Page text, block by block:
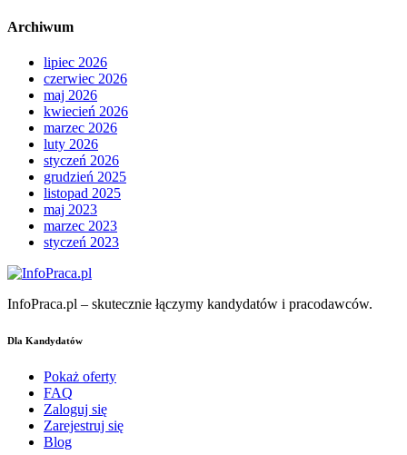
Archiwum
lipiec 2026
czerwiec 2026
maj 2026
kwiecień 2026
marzec 2026
luty 2026
styczeń 2026
grudzień 2025
listopad 2025
maj 2023
marzec 2023
styczeń 2023
InfoPraca.pl – skutecznie łączymy kandydatów i pracodawców.
Dla Kandydatów
Pokaż oferty
FAQ
Zaloguj się
Zarejestruj się
Blog